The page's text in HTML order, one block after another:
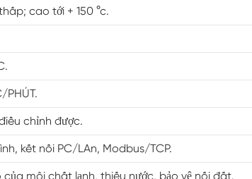
ổn định thử nghiệm lão hóa thủy phân
kiểm tra nhiệt độ và độ ẩm không đổi
cho buồng kiểm tra độ ẩm
đo độ cao
độ ẩm
cao tới + 150 °c.
PHÚT.
chỉnh được.
kết nối PC/LAn, Modbus/TCP.
môi chất lạnh, thiếu nước, bảo vệ nối đất.